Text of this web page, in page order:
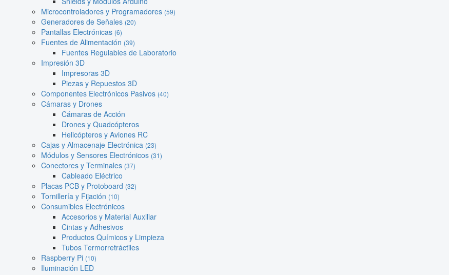
Microcontroladores y Programadores (59)
Generadores de Señales (20)
Pantallas Electrónicas (6)
Fuentes de Alimentación (39)
Fuentes Regulables de Laboratorio
Impresión 3D
Impresoras 3D
Piezas y Repuestos 3D
Componentes Electrónicos Pasivos (40)
Cámaras y Drones
Cámaras de Acción
Drones y Quadcópteros
Helicópteros y Aviones RC
Cajas y Almacenaje Electrónica (23)
Módulos y Sensores Electrónicos (31)
Conectores y Terminales (37)
Cableado Eléctrico
Placas PCB y Protoboard (32)
Tornillería y Fijación (10)
Consumibles Electrónicos
Accesorios y Material Auxiliar
Cintas y Adhesivos
Productos Químicos y Limpieza
Tubos Termorretráctiles
Raspberry Pi (10)
Iluminación LED